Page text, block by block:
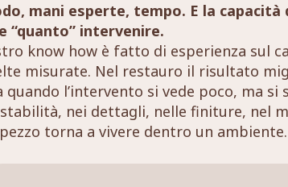
mani esperte, tempo. E la capacità
“quanto” intervenire.
know how è fatto di esperienza sul
misurate. Nel restauro il risultato
quando l’intervento si vede poco, ma si
nei dettagli, nelle finiture, nel
torna a vivere dentro un ambiente.